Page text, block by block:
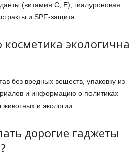
(витамин С, Е), гиалуроновая
и SPF-защита.
косметика экологична
без вредных веществ, упаковку из
и информацию о политиках
и экологии.
дорогие гаджеты